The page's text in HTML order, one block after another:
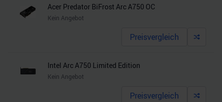
Acer Predator BiFrost Arc A750 OC
Kein Angebot
Preisvergleich
Intel Arc A750 Limited Edition
Kein Angebot
Preisvergleich